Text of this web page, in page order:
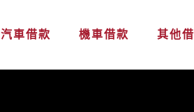
汽車借款 機車借款 其他